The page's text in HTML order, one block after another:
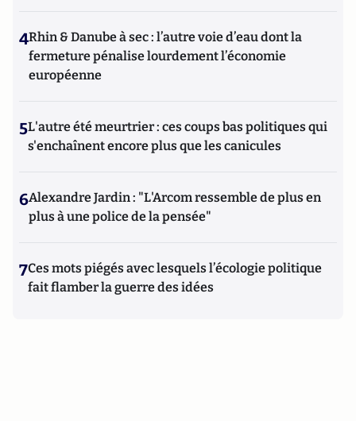
4Rhin & Danube à sec : l’autre voie d’eau dont la
fermeture pénalise lourdement l’économie
européenne
5L'autre été meurtrier : ces coups bas politiques qui
s'enchaînent encore plus que les canicules
6Alexandre Jardin : "L'Arcom ressemble de plus en
plus à une police de la pensée"
7Ces mots piégés avec lesquels l’écologie politique
fait flamber la guerre des idées